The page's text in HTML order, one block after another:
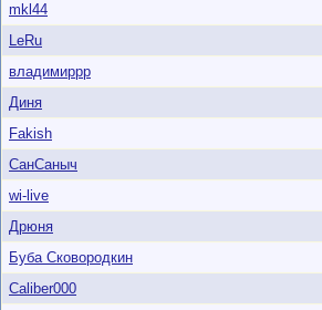
mkl44
LeRu
владимиррр
Диня
Fakish
СанСаныч
wi-live
Дрюня
Буба Сковородкин
Caliber000